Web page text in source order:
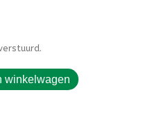
winkelwagen